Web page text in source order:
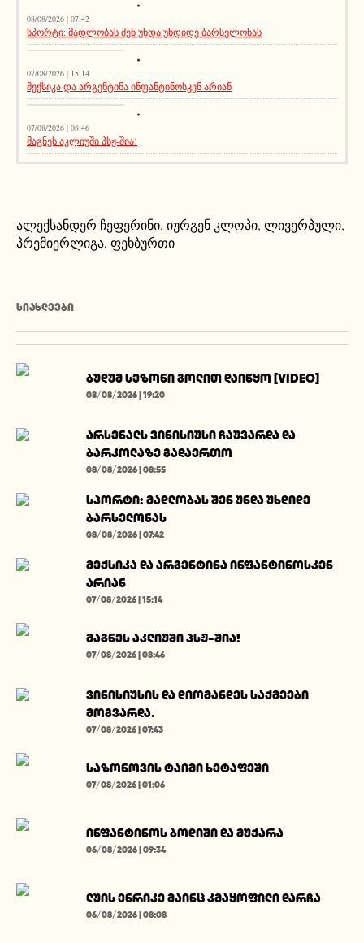
08/08/2026 | 07:42
სპორტი: მადლობას შენ უნდა უხდიდე ბარსელონას
მთავარი ამბავი
07/08/2026 | 15:14
მექსიკა და არგენტინა ინფანტინოსკენ არიან
სიახლეები
07/08/2026 | 08:46
მაგნეს აკლიუში პსჟ-შია!
ალექსანდერ ჩეფერინი, იურგენ კლოპი, ლივერპული,
პრემიერლიგა, ფეხბურთი
ᲡᲘᲐᲮᲚᲔᲔᲑᲘ
ბუდუმ სეზონი გოლით დაიწყო [VIDEO]
08/08/2026 | 19:20
არსენალს ვინისიუსი ჩაუვარდა და
ბარკოლაზე გადაერთო
08/08/2026 | 08:55
სპორტი: მადლობას შენ უნდა უხდიდე
ბარსელონას
08/08/2026 | 07:42
მექსიკა და არგენტინა ინფანტინოსკენ
არიან
07/08/2026 | 15:14
მაგნეს აკლიუში პსჟ-შია!
07/08/2026 | 08:46
ვინისიუსის და დიომანდეს საქმეები
მოგვარდა.
07/08/2026 | 07:43
საზონოვის ტაიმი ხეტაფეში
07/08/2026 | 01:06
ინფანტინოს ბოდიში და მუქარა
06/08/2026 | 09:34
ლუის ენრიკე მაინც კმაყოფილი დარჩა
06/08/2026 | 08:08